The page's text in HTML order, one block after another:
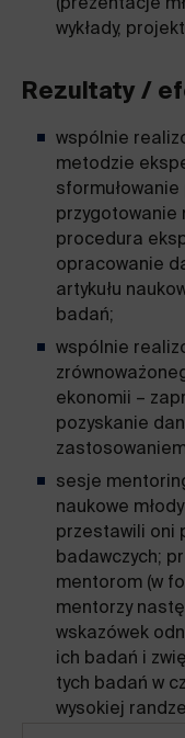
(prezentacje
wykłady,
Rezultaty /
wspólnie
metodzie
przygotowanie
procedura
opracowanie
artykułu
badań;
wspólnie
ekonomii –
pozyskanie
sesje
naukowe
przestawili oni
badawczych;
mentorom (w
mentorzy
wskazówek
ich badań i
tych badań w
wysokiej